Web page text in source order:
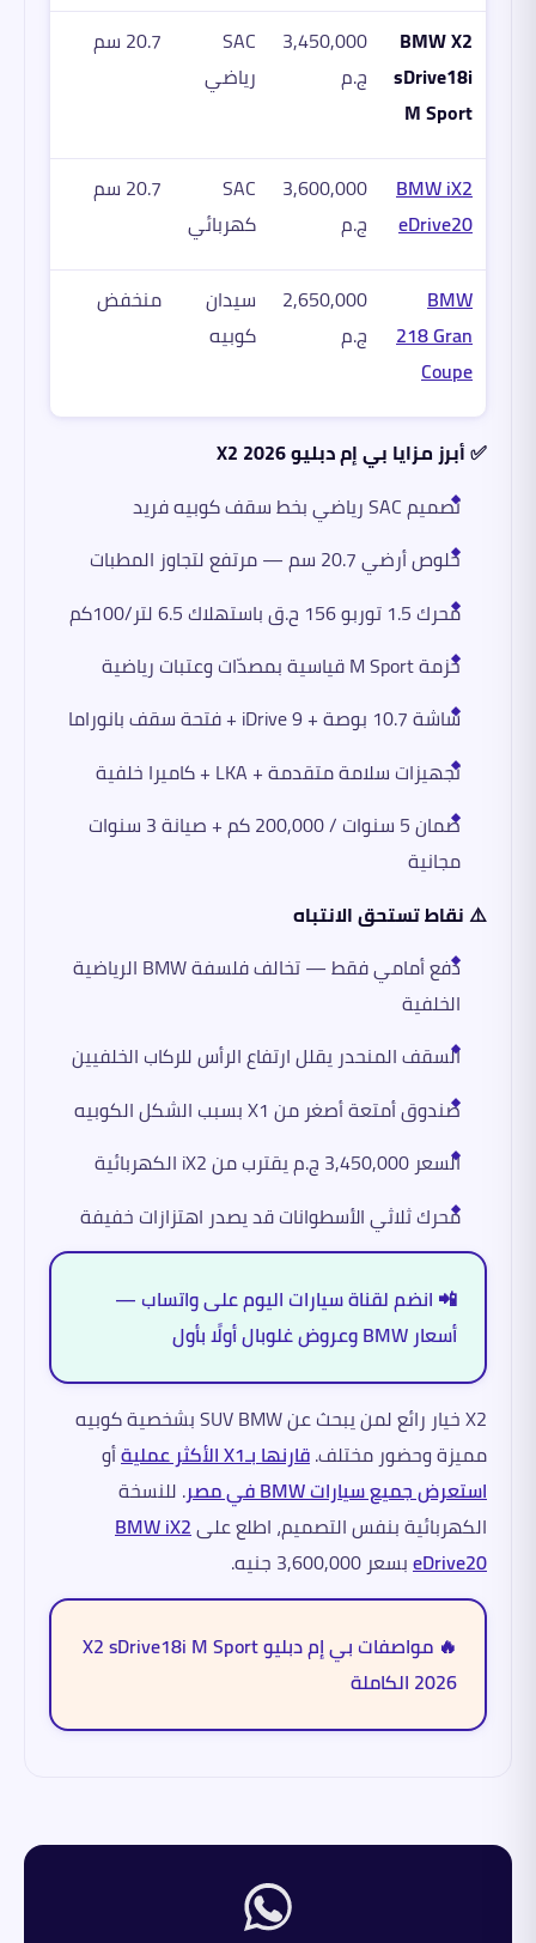
BMW X2
sDrive18i
M Sport
3,450,000
ج.م
SAC
رياضي
20.7 سم
BMW iX2
eDrive20
3,600,000
ج.م
SAC
كهربائي
20.7 سم
BMW
218 Gran
Coupe
2,650,000
ج.م
سيدان
كوبيه
منخفض
✅ أبرز مزايا بي إم دبليو X2 2026
تصميم SAC رياضي بخط سقف كوبيه فريد
خلوص أرضي 20.7 سم — مرتفع لتجاوز المطبات
محرك 1.5 توربو 156 ح.ق باستهلاك 6.5 لتر/100كم
حزمة M Sport قياسية بمصدّات وعتبات رياضية
شاشة 10.7 بوصة + iDrive 9 + فتحة سقف بانوراما
تجهيزات سلامة متقدمة + LKA + كاميرا خلفية
ضمان 5 سنوات / 200,000 كم + صيانة 3 سنوات
مجانية
⚠️ نقاط تستحق الانتباه
دفع أمامي فقط — تخالف فلسفة BMW الرياضية
الخلفية
السقف المنحدر يقلل ارتفاع الرأس للركاب الخلفيين
صندوق أمتعة أصغر من X1 بسبب الشكل الكوبيه
السعر 3,450,000 ج.م يقترب من iX2 الكهربائية
محرك ثلاثي الأسطوانات قد يصدر اهتزازات خفيفة
📲 انضم لقناة سيارات اليوم على واتساب —
أسعار BMW وعروض غلوبال أولًا بأول
X2 خيار رائع لمن يبحث عن SUV BMW بشخصية كوبيه
مميزة وحضور مختلف.قارنها بـX1 الأكثر عملية
أو
استعرض جميع سيارات BMW في مصر
. للنسخة
الكهربائية بنفس التصميم، اطلع علىBMW iX2
eDrive20بسعر 3,600,000 جنيه.
🔥 مواصفات بي إم دبليو X2 sDrive18i M Sport
2026 الكاملة